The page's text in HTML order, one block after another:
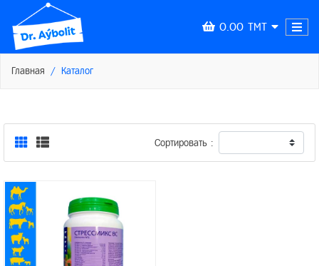
0.00 TMT
Главная Каталог
Сортировать :